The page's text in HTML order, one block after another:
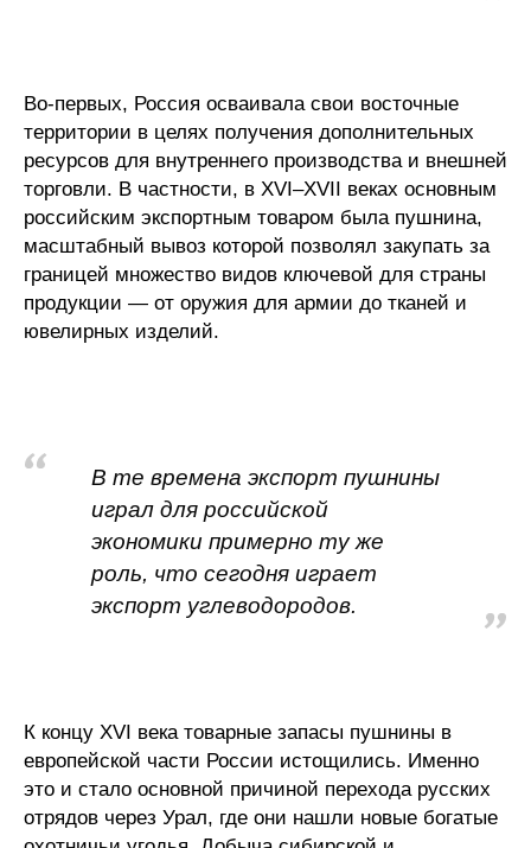
Inforum
Ученый совет
Материалы
О совете
Регулярные прогнозы
Оценка индекса промышленного
производства
Российская Система Климатического
Мониторинга
Образование и карьера
Кафедра МФТИ
Во-первых, Россия осваивала свои восточные
территории в целях получения дополнительных
ресурсов для внутреннего производства и внешней
торговли. В частности, в XVI–XVII веках основным
российским экспортным товаром была пушнина,
масштабный вывоз которой позволял закупать за
границей множество видов ключевой для страны
продукции — от оружия для армии до тканей и
ювелирных изделий.
В те времена экспорт пушнины
играл для российской
экономики примерно ту же
роль, что сегодня играет
экспорт углеводородов.
К концу XVI века товарные запасы пушнины в
европейской части России истощились. Именно
это и стало основной причиной перехода русских
отрядов через Урал, где они нашли новые богатые